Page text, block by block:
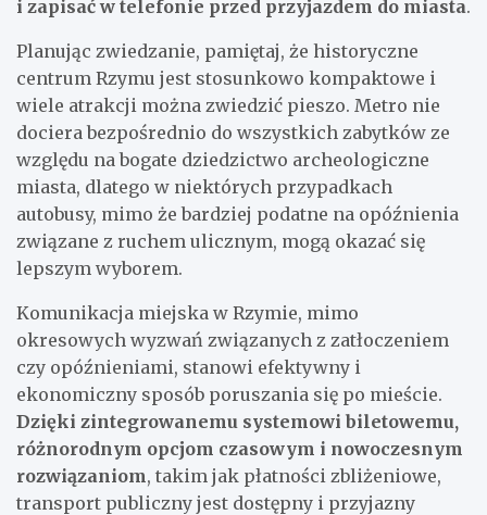
i zapisać w telefonie przed przyjazdem do miasta.
Planując zwiedzanie, pamiętaj, że historyczne
centrum Rzymu jest stosunkowo kompaktowe i
wiele atrakcji można zwiedzić pieszo. Metro nie
dociera bezpośrednio do wszystkich zabytków ze
względu na bogate dziedzictwo archeologiczne
miasta, dlatego w niektórych przypadkach
autobusy, mimo że bardziej podatne na opóźnienia
związane z ruchem ulicznym, mogą okazać się
lepszym wyborem.
Komunikacja miejska w Rzymie, mimo
okresowych wyzwań związanych z zatłoczeniem
czy opóźnieniami, stanowi efektywny i
ekonomiczny sposób poruszania się po mieście.
Dzięki zintegrowanemu systemowi biletowemu,
różnorodnym opcjom czasowym i nowoczesnym
rozwiązaniom, takim jak płatności zbliżeniowe,
transport publiczny jest dostępny i przyjazny